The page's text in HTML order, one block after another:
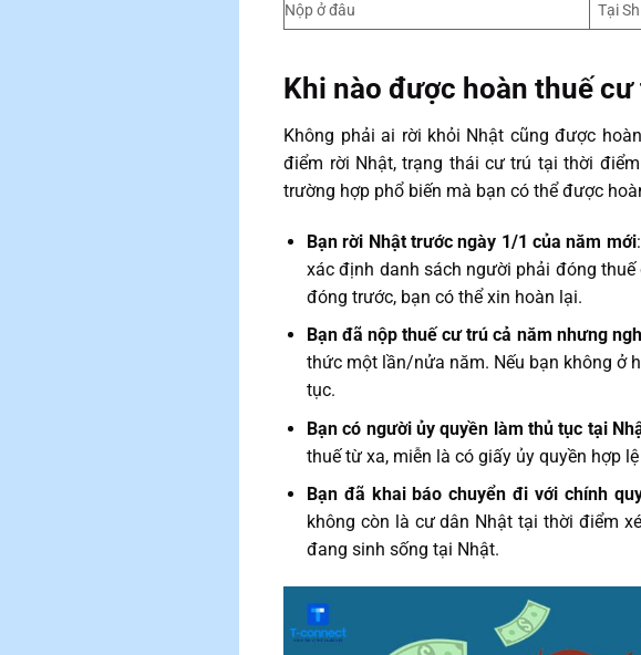
Nộp ở đâu
Tại
Khi nào được hoàn thuế cư
Không phải ai rời khỏi Nhật cũng được
điểm rời Nhật, trạng thái cư trú tại thời
trường hợp phổ biến mà bạn có thể được
Bạn rời Nhật trước ngày 1/1 của năm mới
xác định danh sách người phải đóng
đóng trước, bạn có thể xin hoàn lại.
Bạn đã nộp thuế cư trú cả năm nhưng
thức một lần/nửa năm. Nếu bạn không ở
tục.
Bạn có người ủy quyền làm thủ tục tại
thuế từ xa, miễn là có giấy ủy quyền hợp
Bạn đã khai báo chuyển đi với chính
không còn là cư dân Nhật tại thời điểm
đang sinh sống tại Nhật.